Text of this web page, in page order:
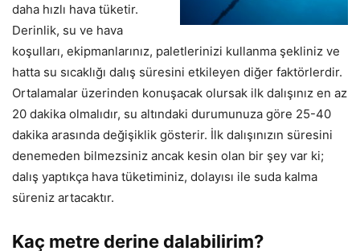
daha hızlı hava tüketir.
Derinlik, su ve hava
koşulları, ekipmanlarınız, paletlerinizi kullanma şekliniz ve
hatta su sıcaklığı dalış süresini etkileyen diğer faktörlerdir.
Ortalamalar üzerinden konuşacak olursak ilk dalışınız en az
20 dakika olmalıdır, su altındaki durumunuza göre 25-40
dakika arasında değişiklik gösterir. İlk dalışınızın süresini
denemeden bilmezsiniz ancak kesin olan bir şey var ki;
dalış yaptıkça hava tüketiminiz, dolayısı ile suda kalma
süreniz artacaktır.
Kaç metre derine dalabilirim?